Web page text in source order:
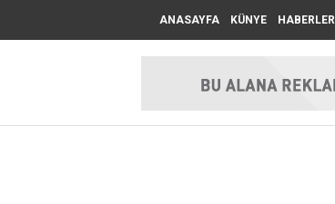
ANASAYFA KÜNYE HABERLER